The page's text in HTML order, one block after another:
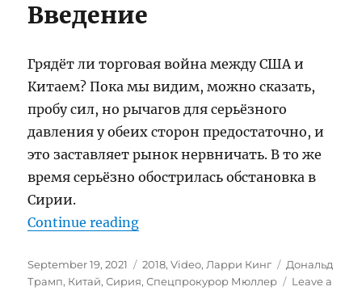
Введение
Грядёт ли торговая война между США и
Китаем? Пока мы видим, можно сказать,
пробу сил, но рычагов для серьёзного
давления у обеих сторон предостаточно, и
это заставляет рынок нервничать. В то же
время серьёзно обострилась обстановка в
Сирии.
Continue reading“Дональд Трамп: Война между
Posted
on
September 19, 2021 Categories
2018,Video, Ларри Кинг Tags
Дональд
Трамп, Китай,Сирия,Спецпрокурор Мюллер
Leave a